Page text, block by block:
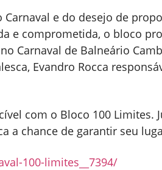
Carnaval e do desejo de
e comprometida, o bloco
Carnaval de Balneário
Evandro Rocca
com o Bloco 100 Limites.
a chance de garantir seu
100-limites__7394/